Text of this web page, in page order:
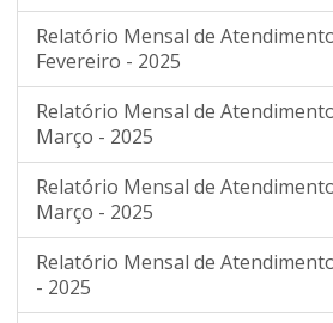
Relatório Mensal de
Fevereiro - 2025
Relatório Mensal de
Março - 2025
Relatório Mensal de
Março - 2025
Relatório Mensal de
- 2025